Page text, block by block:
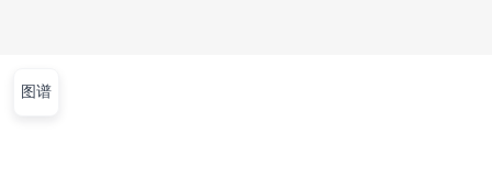
图谱